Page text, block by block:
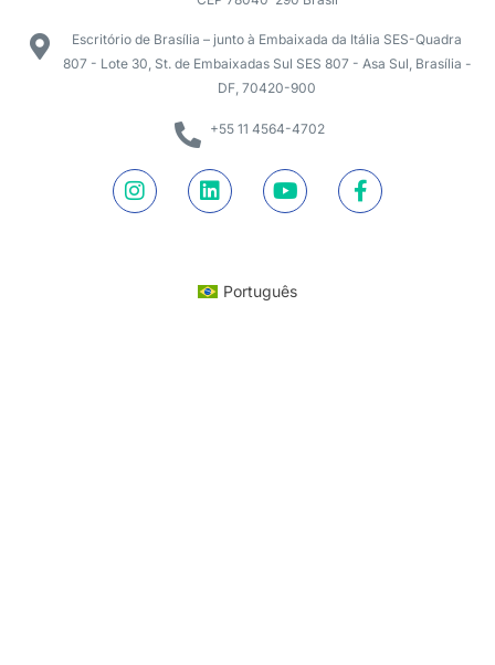
Escritório de Brasília – junto à Embaixada da Itália SES-Quadra
807 - Lote 30, St. de Embaixadas Sul SES 807 - Asa Sul, Brasília -
DF, 70420-900
+55 11 4564-4702
Português